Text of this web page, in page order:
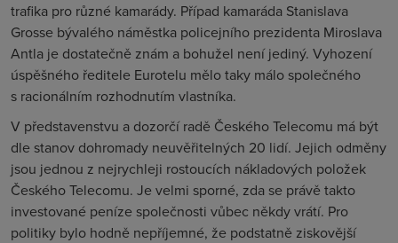
trafika pro různé kamarády. Případ kamaráda Stanislava
Grosse bývalého náměstka policejního prezidenta Miroslava
Antla je dostatečně znám a bohužel není jediný. Vyhození
úspěšného ředitele Eurotelu mělo taky málo společného
s racionálním rozhodnutím vlastníka.
V představenstvu a dozorčí radě Českého Telecomu má být
dle stanov dohromady neuvěřitelných 20 lidí. Jejich odměny
jsou jednou z nejrychleji rostoucích nákladových položek
Českého Telecomu. Je velmi sporné, zda se právě takto
investované peníze společnosti vůbec někdy vrátí. Pro
politiky bylo hodně nepříjemné, že podstatně ziskovější